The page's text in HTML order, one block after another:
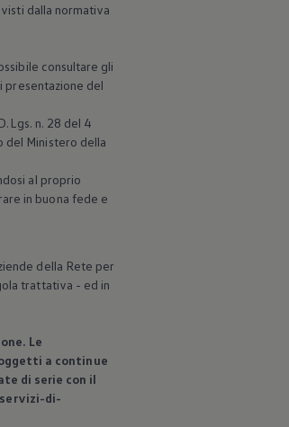
dalla normativa
consultare gli
presentazione del
n. 28 del 4
del Ministero della
al proprio
in buona fede e
della Rete per
trattativa - ed in
Le
a continue
di serie con il
di-